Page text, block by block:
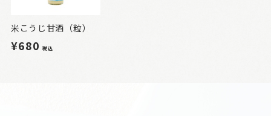
米こうじ甘酒（粒）
¥680税込